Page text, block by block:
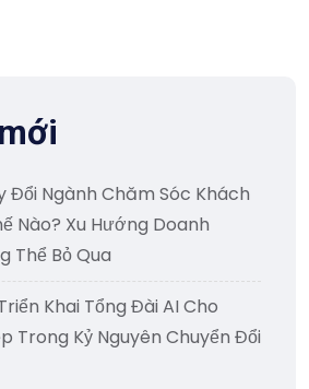
Đổi Ngành Chăm Sóc Khách
Nào? Xu Hướng Doanh
Thể Bỏ Qua
Khai Tổng Đài AI Cho
Trong Kỷ Nguyên Chuyển Đổi